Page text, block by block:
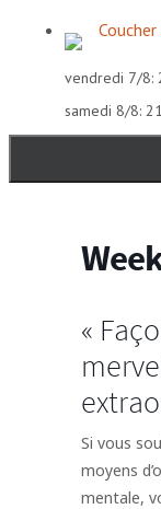
vendredi 7/8:
samedi 8/8:
«
Si vous
moyens
mentale,